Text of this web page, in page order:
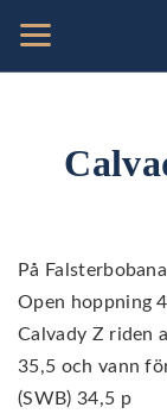
På
Open hoppning
Calvady Z riden
35,5 och vann
(SWB) 34,5 p